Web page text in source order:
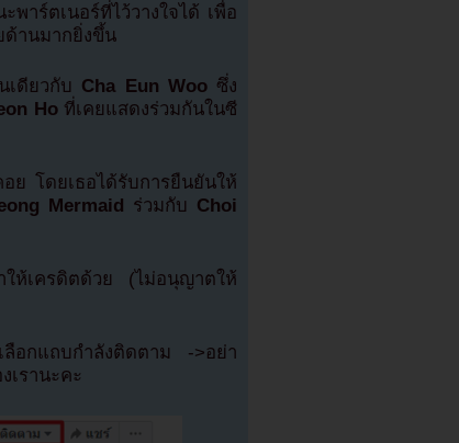
พาร์ตเนอร์ที่ไว้วางใจได้ เพื่อ
ด้านมากยิ่งขึ้น
เดียวกับ Cha Eun Wooซึ่ง
Hoที่เคยแสดงร่วมกันในซี
ย โดยเธอได้รับการยืนยันให้
Mermaid ร่วมกับ Choi
ห้เครดิตด้วย (ไม่อนุญาตให้
ลือกแถบกำลังติดตาม ->อย่า
เรานะคะ